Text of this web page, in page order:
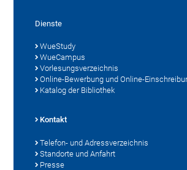
Dienste
WueStudy
WueCampus
Vorlesungsverzeichnis
Online-Bewerbung und Online-
Katalog der Bibliothek
Kontakt
Telefon- und Adressverzeichnis
Standorte und Anfahrt
Presse